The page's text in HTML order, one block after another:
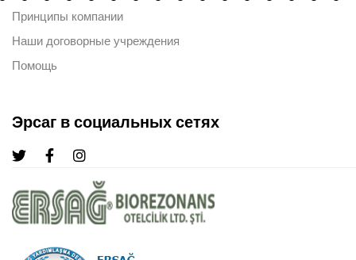
Принципы компании
Наши договорные учреждения
Помощь
Эрсаг в социальных сетях